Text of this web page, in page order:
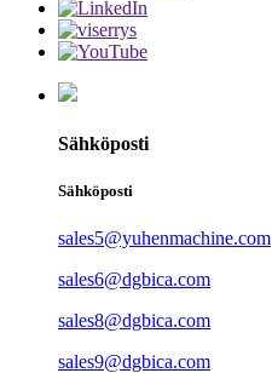
Sähköposti
Sähköposti
sales5@yuhenmachine.com
sales6@dgbica.com
sales8@dgbica.com
sales9@dgbica.com